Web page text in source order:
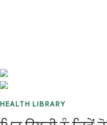
HEALTH LIBRARY